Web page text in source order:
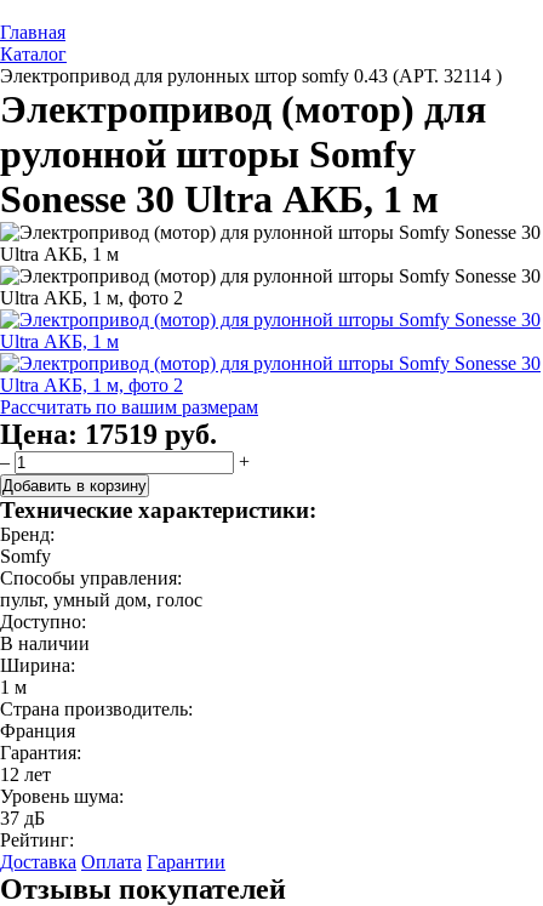
Главная
Каталог
Электропривод для рулонных штор somfy 0.43 (АРТ. 32114 )
Электропривод (мотор) для
рулонной шторы Somfy
Sonesse 30 Ultra АКБ, 1 м
Рассчитать по вашим размерам
Цена: 17519 руб.
– +
Добавить в корзину
Технические характеристики:
Бренд:
Somfy
Способы управления:
пульт, умный дом, голос
Доступно:
В наличии
Ширина:
1 м
Страна производитель:
Франция
Гарантия:
12 лет
Уровень шума:
37 дБ
Рейтинг:
Доставка Оплата Гарантии
Отзывы покупателей